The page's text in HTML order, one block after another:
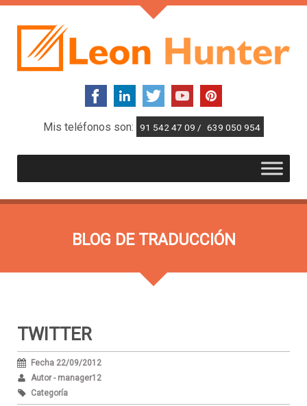
Mis teléfonos son: 91 542 47 09 / 639 050 954
BLOG DE TRADUCCIÓN
TWITTER
Fecha 22/09/2012
Autor - manager12
Categoría